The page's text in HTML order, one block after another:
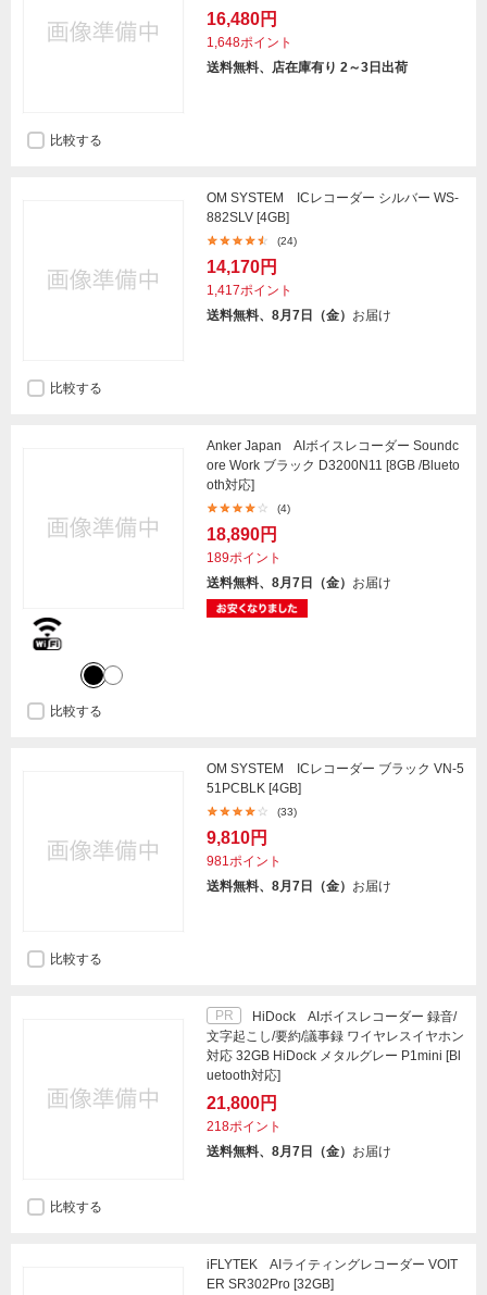
16,480円
1,648ポイント
送料無料、店在庫有り 2～3日出荷
比較する
OM SYSTEM ICレコーダー シルバー WS-
882SLV [4GB]
(24)
14,170円
1,417ポイント
送料無料、8月7日（金） お届け
比較する
Anker Japan AIボイスレコーダー Soundc
ore Work ブラック D3200N11 [8GB /Blueto
oth対応]
(4)
18,890円
189ポイント
送料無料、8月7日（金） お届け
比較する
OM SYSTEM ICレコーダー ブラック VN-5
51PCBLK [4GB]
(33)
9,810円
981ポイント
送料無料、8月7日（金） お届け
比較する
PR
HiDock AIボイスレコーダー 録音/
文字起こし/要約/議事録 ワイヤレスイヤホン
対応 32GB HiDock メタルグレー P1mini [Bl
uetooth対応]
21,800円
218ポイント
送料無料、8月7日（金） お届け
比較する
iFLYTEK AIライティングレコーダー VOIT
ER SR302Pro [32GB]